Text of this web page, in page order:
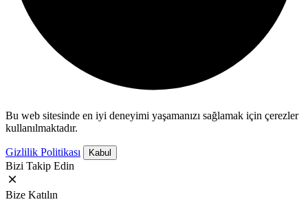
Bu web sitesinde en iyi deneyimi yaşamanızı sağlamak için çerezler
kullanılmaktadır.
Gizlilik Politikası Kabul
Bizi Takip Edin
Bize Katılın